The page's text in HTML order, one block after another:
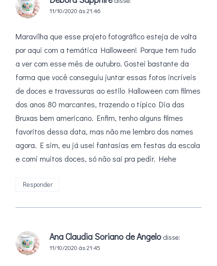
11/10/2020 às 21:46
Maravilha que esse projeto fotográfico esteja de volta
por aqui com a temática Halloween! Porque tem tudo
a ver com esse mês de outubro. Gostei bastante da
forma que você conseguiu juntar essas fotos incríveis
de doces e travessuras ao estilo Halloween com filmes
dos anos 80 marcantes, trazendo o típico Dia das
Bruxas bem americano. Enfim, tenho alguns filmes
favoritos dessa data, mas não me lembro dos nomes
agora. E sim, eu já usei fantasias em festas da escola
e comi muitos doces, só não sai pra pedir. Hehe
Responder
Ana Claudia Soriano de Angelo disse:
11/10/2020 às 21:45